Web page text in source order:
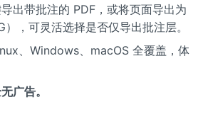
导出带批注的 PDF，或将页面导出为
，可灵活选择是否仅导出批注层。
、Windows、macOS 全覆盖，体
广告。